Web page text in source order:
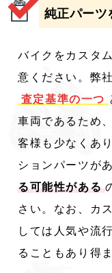
純正パーツ
バイクをカスタ
意ください。弊
査定基準の一つ
車両であるため
客様も少なくあ
ションパーツが
る可能性がある
さい。なお、カ
しては人気や流
ることもあり得ま